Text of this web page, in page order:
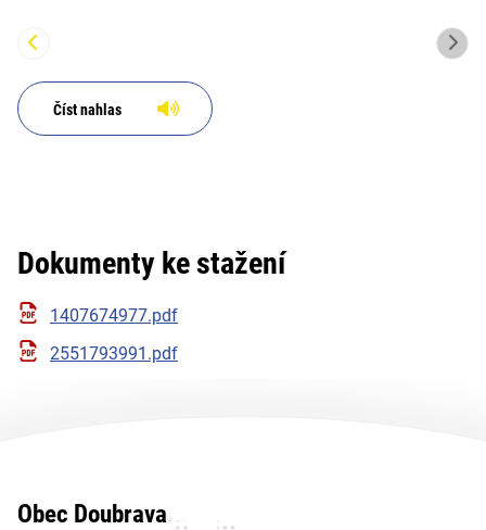
Číst nahlas
Dokumenty ke stažení
1407674977.pdf
2551793991.pdf
Obec Doubrava